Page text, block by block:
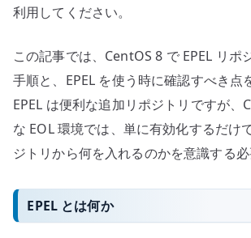
利用してください。
この記事では、CentOS 8 で EPEL リポ
手順と、EPEL を使う時に確認すべき点
EPEL は便利な追加リポジトリですが、
な EOL 環境では、単に有効化するだけ
ジトリから何を入れるのかを意識する必
EPEL とは何か